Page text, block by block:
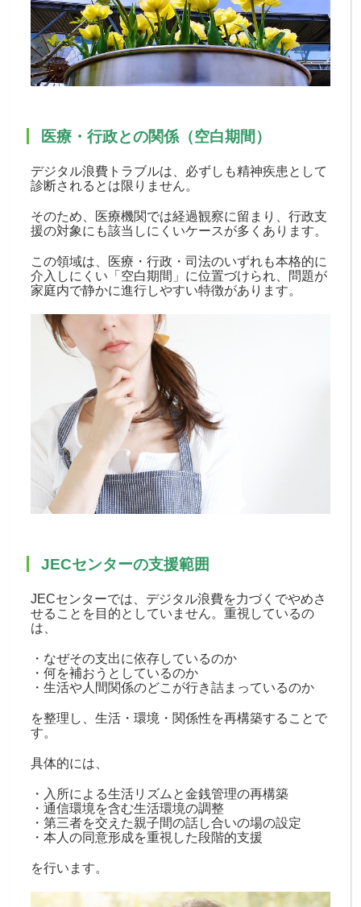
医療・行政との関係（空白期間）
デジタル浪費トラブルは、必ずしも精神疾患として
診断されるとは限りません。
そのため、医療機関では経過観察に留まり、行政支
援の対象にも該当しにくいケースが多くあります。
この領域は、医療・行政・司法のいずれも本格的に
介入しにくい「空白期間」に位置づけられ、問題が
家庭内で静かに進行しやすい特徴があります。
JECセンターの支援範囲
JECセンターでは、デジタル浪費を力づくでやめさ
せることを目的としていません。重視しているの
は、
・なぜその支出に依存しているのか
・何を補おうとしているのか
・生活や人間関係のどこが行き詰まっているのか
を整理し、生活・環境・関係性を再構築することで
す。
具体的には、
・入所による生活リズムと金銭管理の再構築
・通信環境を含む生活環境の調整
・第三者を交えた親子間の話し合いの場の設定
・本人の同意形成を重視した段階的支援
を行います。